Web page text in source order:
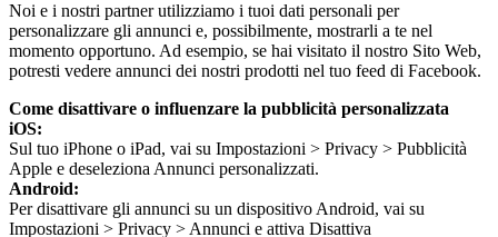
Noi e i nostri partner utilizziamo i tuoi dati personali per
personalizzare gli annunci e, possibilmente, mostrarli a te nel
momento opportuno. Ad esempio, se hai visitato il nostro Sito Web,
potresti vedere annunci dei nostri prodotti nel tuo feed di Facebook.
Come disattivare o influenzare la pubblicità personalizzata
iOS:
Sul tuo iPhone o iPad, vai su Impostazioni > Privacy > Pubblicità
Apple e deseleziona Annunci personalizzati.
Android:
Per disattivare gli annunci su un dispositivo Android, vai su
Impostazioni > Privacy > Annunci e attiva Disattiva